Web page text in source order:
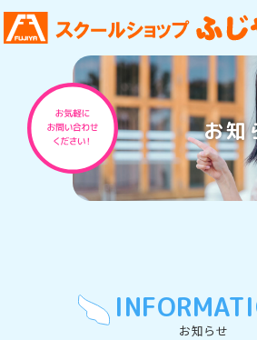
お知
お知らせ